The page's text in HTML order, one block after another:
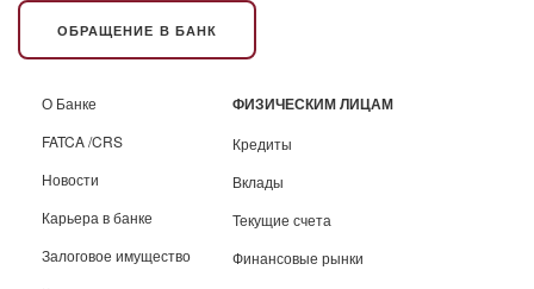
ОБРАЩЕНИЕ В БАНК
О Банке
FATCA /CRS
Новости
Карьера в банке
Залоговое имущество
ФИЗИЧЕСКИМ ЛИЦАМ
Кредиты
Вклады
Текущие счета
Финансовые рынки